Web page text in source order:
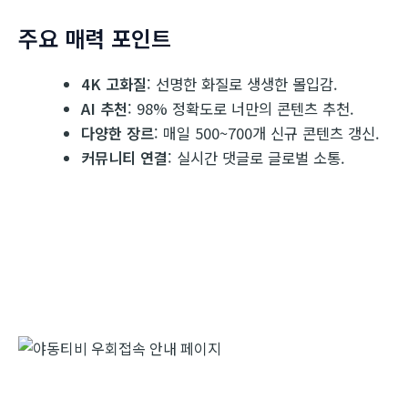
주요 매력 포인트
4K 고화질: 선명한 화질로 생생한 몰입감.
AI 추천: 98% 정확도로 너만의 콘텐츠 추천.
다양한 장르: 매일 500~700개 신규 콘텐츠 갱신.
커뮤니티 연결: 실시간 댓글로 글로벌 소통.